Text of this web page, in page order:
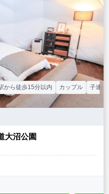
キャンプファイヤー 手持ち花火
駅から徒歩15分以内
この条件で再検索
大沼公園
から徒歩15分以内 カップル 子連れ